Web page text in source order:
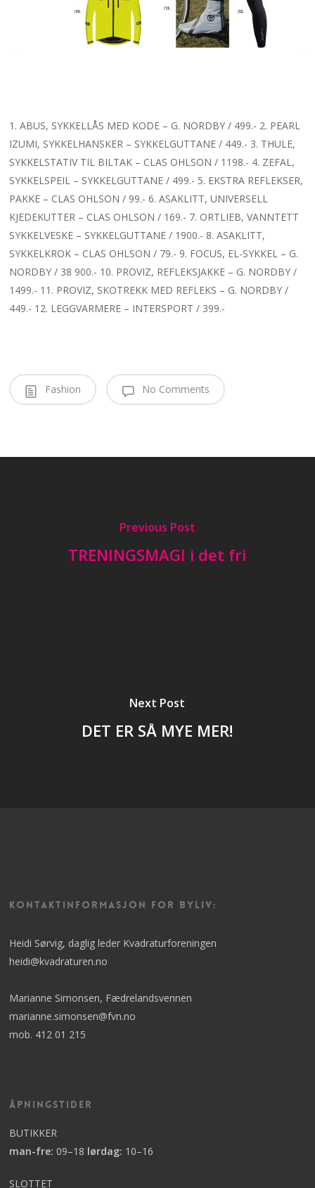
1. ABUS, SYKKELLÅS MED KODE – G. NORDBY / 499.- 2. PEARL
IZUMI, SYKKELHANSKER – SYKKELGUTTANE / 449.- 3. THULE,
SYKKELSTATIV TIL BILTAK – CLAS OHLSON / 1198.- 4. ZEFAL,
SYKKELSPEIL – SYKKELGUTTANE / 499.- 5. EKSTRA REFLEKSER,
PAKKE – CLAS OHLSON / 99.- 6. ASAKLITT, UNIVERSELL
KJEDEKUTTER – CLAS OHLSON / 169.- 7. ORTLIEB, VANNTETT
SYKKELVESKE – SYKKELGUTTANE / 1900.- 8. ASAKLITT,
SYKKELKROK – CLAS OHLSON / 79.- 9. FOCUS, EL-SYKKEL – G.
NORDBY / 38 900.- 10. PROVIZ, REFLEKSJAKKE – G. NORDBY /
1499.- 11. PROVIZ, SKOTREKK MED REFLEKS – G. NORDBY /
449.- 12. LEGGVARMERE – INTERSPORT / 399.-
Fashion No Comments
Previous Post
TRENINGSMAGI i det fri
Next Post
DET ER SÅ MYE MER!
KONTAKTINFORMASJON FOR BYLIV:
Heidi Sørvig, daglig leder Kvadraturforeningen
heidi@kvadraturen.no
Marianne Simonsen, Fædrelandsvennen
marianne.simonsen@fvn.no
mob. 412 01 215
Åpningstider
BUTIKKER
man-fre: 09–18 lørdag: 10–16
SLOTTET